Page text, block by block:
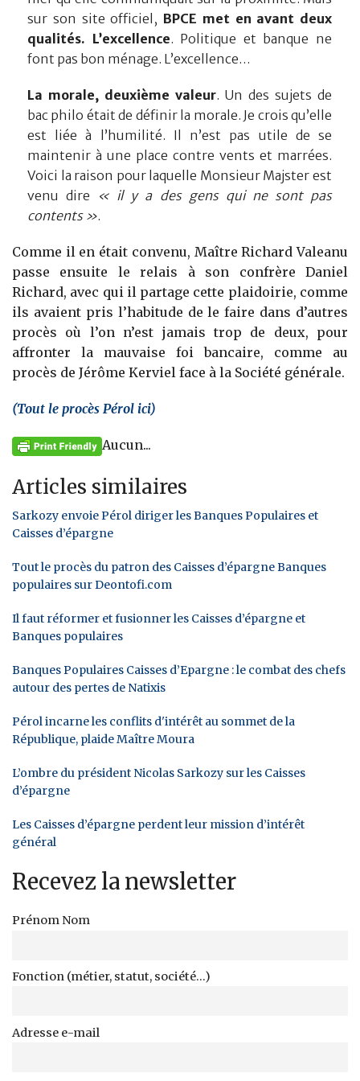
sur son site officiel, BPCE met en avant deux
qualités. L’excellence. Politique et banque ne
font pas bon ménage. L’excellence…
La morale, deuxième valeur. Un des sujets de
bac philo était de définir la morale. Je crois qu’elle
est liée à l’humilité. Il n’est pas utile de se
maintenir à une place contre vents et marrées.
Voici la raison pour laquelle Monsieur Majster est
venu dire
« il y a des gens qui ne sont pas
contents ».
Comme il en était convenu, Maître Richard Valeanu
passe ensuite le relais à son confrère Daniel
Richard, avec qui il partage cette plaidoirie, comme
ils avaient pris l’habitude de le faire dans d’autres
procès où l’on n’est jamais trop de deux, pour
affronter la mauvaise foi bancaire, comme au
procès de Jérôme Kerviel face à la Société générale.
(Tout le procès Pérol ici)
Aucun...
Articles similaires
Sarkozy envoie Pérol diriger les Banques Populaires et
Caisses d’épargne
Tout le procès du patron des Caisses d’épargne Banques
populaires sur Deontofi.com
Il faut réformer et fusionner les Caisses d’épargne et
Banques populaires
Banques Populaires Caisses d’Epargne : le combat des chefs
autour des pertes de Natixis
Pérol incarne les conflits d'intérêt au sommet de la
République, plaide Maître Moura
L’ombre du président Nicolas Sarkozy sur les Caisses
d’épargne
Les Caisses d’épargne perdent leur mission d’intérêt
général
Recevez la newsletter
Prénom Nom
Fonction (métier, statut, société...)
Adresse e-mail